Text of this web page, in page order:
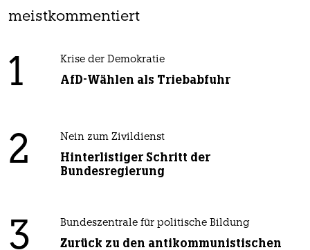
meistkommentiert
1 Krise der Demokratie
AfD-Wählen als Triebabfuhr
2 Nein zum Zivildienst
Hinterlistiger Schritt der
Bundesregierung
3 Bundeszentrale für politische Bildung
Zurück zu den antikommunistischen